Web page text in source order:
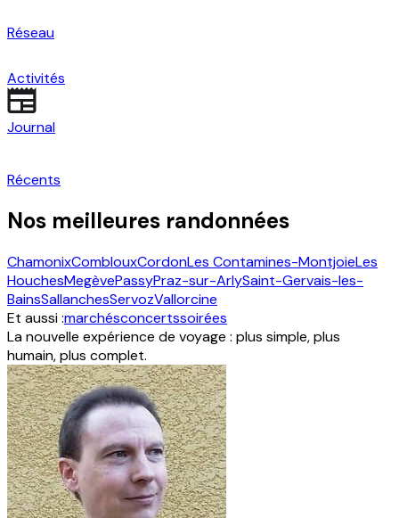
Réseau
Activités
Journal
Récents
Nos meilleures randonnées
ChamonixComblouxCordonLes Contamines-MontjoieLes
HouchesMegèvePassyPraz-sur-ArlySaint-Gervais-les-
BainsSallanchesServozVallorcine
Et aussi :marchésconcertssoirées
La nouvelle expérience de voyage : plus simple, plus
humain, plus complet.